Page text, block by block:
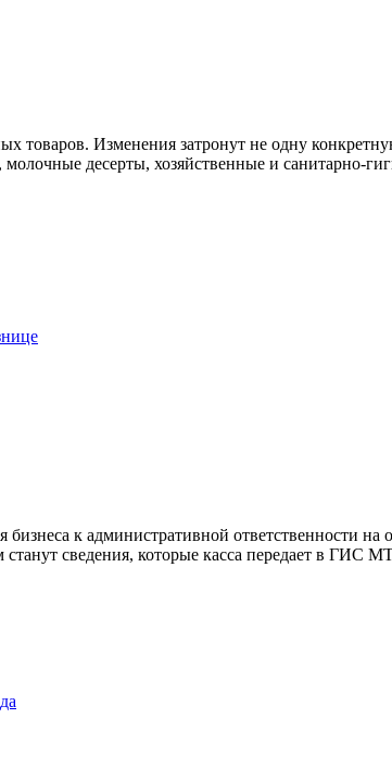
товаров. Изменения затронут не одну
десерты, хозяйственные и санитарно-
бизнеса к административной ответственности
станут сведения, которые касса передает в